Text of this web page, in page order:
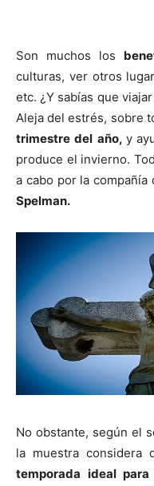
Son muchos los
culturas, ver otros
etc. ¿Y sabías que
Aleja del estrés, sobre
trimestre del año, y
produce el invierno.
a cabo por la
Spelman.
No obstante, según el
la muestra considera
temporada ideal